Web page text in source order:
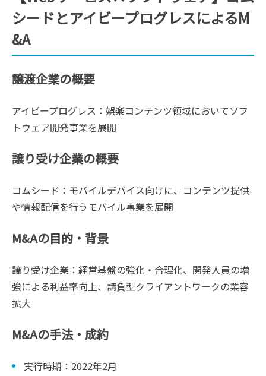
シードとアイビープログレスによるM
&A
譲渡企業の概要
アイビープログレス：娯楽コンテンツ領域においてソフ
トウェア開発事業を展開
譲り受け企業の概要
コムシード：モバイルデバイス向けに、コンテンツ提供
や情報配信を行うモバイル事業を展開
M&Aの目的・背景
譲り受け企業：経営基盤の強化・合理化、開発人員の増
強による利益率向上、請負型クライアントワークの業容
拡大
M&Aの手法・成約
実行時期：2022年2月